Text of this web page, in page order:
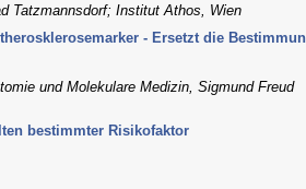
Tatzmannsdorf; Institut Athos, Wien
- Ersetzt die
und Molekulare Medizin, Sigmund Freud
bestimmter Risikofaktor